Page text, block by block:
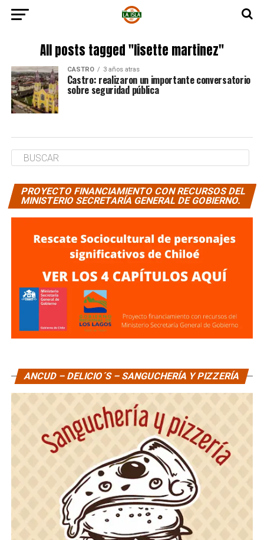
All posts tagged "lisette martinez"
CASTRO 3 años atras
Castro: realizaron un importante conversatorio
sobre seguridad pública
PROYECTO FINANCIAMIENTO CON RECURSOS DEL
MINISTERIO SECRETARÍA GENERAL DE GOBIERNO.
ANCUD – DELICIO´S – SANGUCHERÍA Y PIZZERÍA